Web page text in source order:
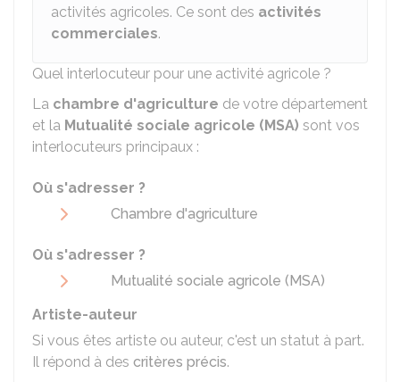
activités agricoles. Ce sont des activités
commerciales.
Quel interlocuteur pour une activité agricole ?
La chambre d'agriculture de votre département
et la Mutualité sociale agricole (MSA) sont vos
interlocuteurs principaux :
Où s'adresser ?
Chambre d'agriculture
Où s'adresser ?
Mutualité sociale agricole (MSA)
Artiste-auteur
Si vous êtes artiste ou auteur, c'est un statut à part.
Il répond à des critères précis.